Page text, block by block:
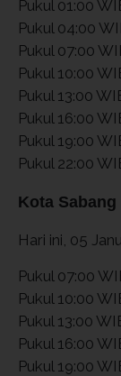
Pukul 01:00
Pukul 04:00
Pukul 07:00
Pukul 10:00
Pukul 13:00
Pukul 16:00
Pukul 19:00
Pukul 22:00
Kota Sabang
Hari ini, 05
Pukul 07:00
Pukul 10:00
Pukul 13:00
Pukul 16:00
Pukul 19:00